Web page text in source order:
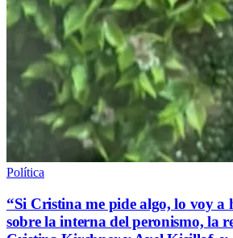
Política
“Si Cristina me pide algo, lo voy a
sobre la interna del peronismo, la